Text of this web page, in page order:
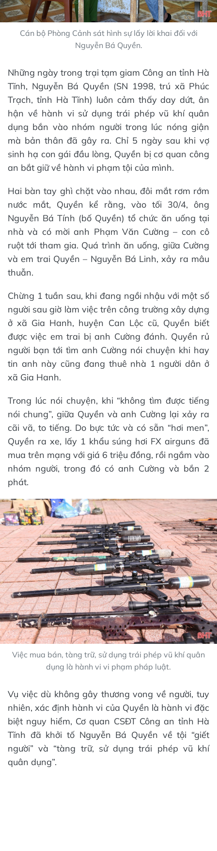
Cán bộ Phòng Cảnh sát hình sự lấy lời khai đối với
Nguyễn Bá Quyền.
Những ngày trong trại tạm giam Công an tỉnh Hà
Tĩnh, Nguyễn Bá Quyền (SN 1998, trú xã Phúc
Trạch, tỉnh Hà Tĩnh) luôn cảm thấy day dứt, ân
hận về hành vi sử dụng trái phép vũ khí quân
dụng bắn vào nhóm người trong lúc nóng giận
mà bản thân đã gây ra. Chỉ 5 ngày sau khi vợ
sinh hạ con gái đầu lòng, Quyền bị cơ quan công
an bắt giữ về hành vi phạm tội của mình.
Hai bàn tay ghì chặt vào nhau, đôi mắt rơm rớm
nước mắt, Quyền kể rằng, vào tối 30/4, ông
Nguyễn Bá Tính (bố Quyền) tổ chức ăn uống tại
nhà và có mời anh Phạm Văn Cường – con cô
ruột tới tham gia. Quá trình ăn uống, giữa Cường
và em trai Quyền – Nguyễn Bá Linh, xảy ra mâu
thuẫn.
Chừng 1 tuần sau, khi đang ngồi nhậu với một số
người sau giờ làm việc trên công trường xây dựng
ở xã Gia Hanh, huyện Can Lộc cũ, Quyền biết
được việc em trai bị anh Cường đánh. Quyền rủ
người bạn tới tìm anh Cường nói chuyện khi hay
tin anh này cũng đang thuê nhà 1 người dân ở
xã Gia Hanh.
Trong lúc nói chuyện, khi “không tìm được tiếng
nói chung”, giữa Quyền và anh Cường lại xảy ra
cãi vã, to tiếng. Do bực tức và có sẵn “hơi men”,
Quyền ra xe, lấy 1 khẩu súng hơi FX airguns đã
mua trên mạng với giá 6 triệu đồng, rồi ngắm vào
nhóm người, trong đó có anh Cường và bắn 2
phát.
Việc mua bán, tàng trữ, sử dụng trái phép vũ khí quân
dụng là hành vi vi phạm pháp luật.
Vụ việc dù không gây thương vong về người, tuy
nhiên, xác định hành vi của Quyền là hành vi đặc
biệt nguy hiểm, Cơ quan CSĐT Công an tỉnh Hà
Tĩnh đã khởi tố Nguyễn Bá Quyền về tội “giết
người” và “tàng trữ, sử dụng trái phép vũ khí
quân dụng”.